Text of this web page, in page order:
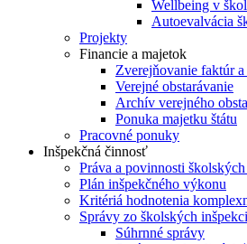
Wellbeing v
Autoevalvácia
Projekty
Financie a majetok
Zverejňovanie faktúr
Verejné obstarávanie
Archív verejného
Ponuka majetku štátu
Pracovné ponuky
Inšpekčná činnosť
Práva a povinnosti
Plán inšpekčného výkonu
Kritériá hodnotenia
Správy zo školských
Súhrnné správy